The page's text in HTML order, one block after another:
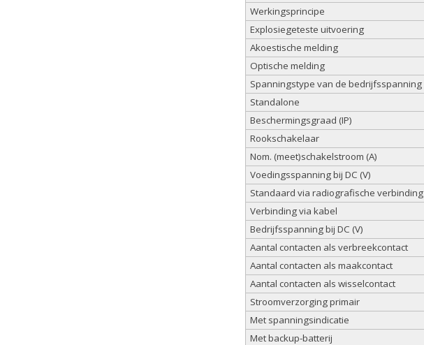
Werkingsprincipe
Explosiegeteste uitvoering
Akoestische melding
Optische melding
Spanningstype van de bedrijfsspanning
Standalone
Beschermingsgraad (IP)
Rookschakelaar
Nom. (meet)schakelstroom (A)
Voedingsspanning bij DC (V)
Standaard via radiografische verbinding
Verbinding via kabel
Bedrijfsspanning bij DC (V)
Aantal contacten als verbreekcontact
Aantal contacten als maakcontact
Aantal contacten als wisselcontact
Stroomverzorging primair
Met spanningsindicatie
Met backup-batterij